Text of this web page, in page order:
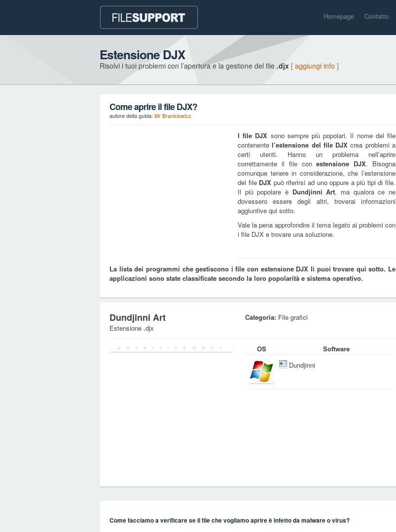
Homepage Contatto
Estensione DJX
Risolvi i tuoi problemi con l’apertura e la gestione del file .djx [ aggiungi info ]
Come aprire il file DJX?
autore della guida: Mr Brankiewicz
I file DJX sono sempre più popolari. Il nome del file
contenentel’estensione del file DJX crea problemi a
certi utenti. Hanno un problema nell’aprire
correttamente il file conestensione DJX. Bisogna
comunque tenere in considerazione, che l’estensione
del file DJX può riferirsi ad uno oppure a più tipi di file.
Il più popolare è Dundjinni Art, ma qualora ce ne
dovessero essere degli altri, troverai informazioni
aggiuntive qui sotto.
Vale la pena approfondire il tema legato ai problemi con
i file DJX e trovare una soluzione.
La lista dei programmi che gestiscono i file con estensione DJX li puoi trovare qui sotto. Le
applicazioni sono state classificate secondo la loro popolarità e sistema operativo.
Dundjinni Art
Estensione .djx
Categoria: File grafici
OS
Software
Dundjinni
Come facciamo a verificare se il file che vogliamo aprire è infetto da malware o virus?